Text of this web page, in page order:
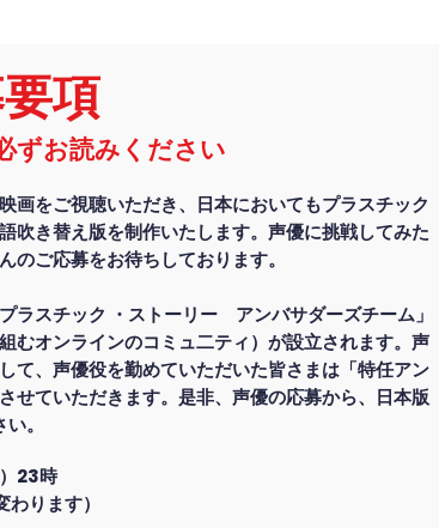
項
ずお読みください
画をご視聴いただき、日本においてもプラスチック
吹き替え版を制作いたします。声優に挑戦してみた
のご応募をお待ちしております。
ラスチック ・ストーリー アンバサダーズチーム」
むオンラインのコミュ二ティ）が設立されます。声
て、声優役を勤めていただいた皆さまは「特任アン
せていただきます。是非、声優の応募から、日本版
。
） 23時
わります）